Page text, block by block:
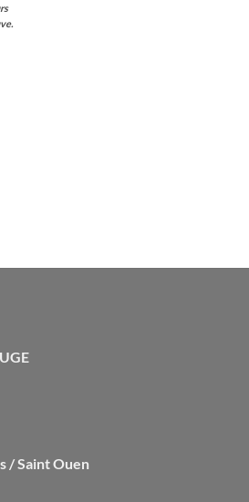
/ Saint Ouen